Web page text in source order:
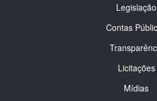
Legislação
Contas
Licitações
Mídias